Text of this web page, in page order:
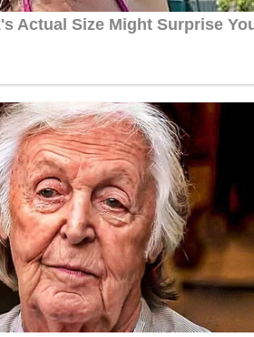
zu streuen, bevor du ihn grillst.